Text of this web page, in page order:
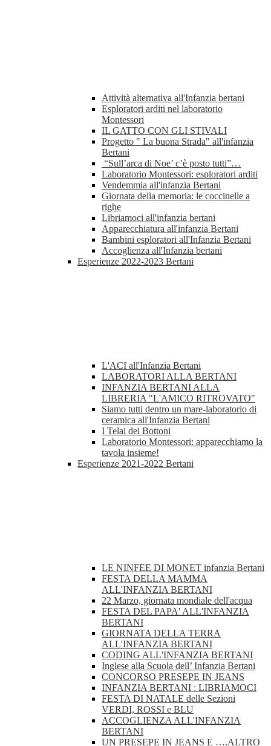
Attività alternativa all'Infanzia bertani
Esploratori arditi nel laboratorio
Montessori
IL GATTO CON GLI STIVALI
Progetto " La buona Strada" all'infanzia
Bertani
“Sull’arca di Noe’ c’è posto tutti”…
Laboratorio Montessori: esploratori arditi
Vendemmia all'infanzia Bertani
Giornata della memoria: le coccinelle a
righe
Libriamoci all'infanzia bertani
Apparecchiatura all'infanzia Bertani
Bambini esploratori all'Infanzia Bertani
Accoglienza all'Infanzia bertani
Esperienze 2022-2023 Bertani
L'ACI all'Infanzia Bertani
LABORATORI ALLA BERTANI
INFANZIA BERTANI ALLA
LIBRERIA "L'AMICO RITROVATO"
Siamo tutti dentro un mare-laboratorio di
ceramica all'Infanzia Bertani
I Telai dei Bottoni
Laboratorio Montessori: apparecchiamo la
tavola insieme!
Esperienze 2021-2022 Bertani
LE NINFEE DI MONET infanzia Bertani
FESTA DELLA MAMMA
ALL'INFANZIA BERTANI
22 Marzo, giornata mondiale dell'acqua
FESTA DEL PAPA' ALL'INFANZIA
BERTANI
GIORNATA DELLA TERRA
ALL'INFANZIA BERTANI
CODING ALL'INFANZIA BERTANI
Inglese alla Scuola dell’ Infanzia Bertani
CONCORSO PRESEPE IN JEANS
INFANZIA BERTANI : LIBRIAMOCI
FESTA DI NATALE delle Sezioni
VERDI, ROSSI e BLU
ACCOGLIENZA ALL'INFANZIA
BERTANI
UN PRESEPE IN JEANS E ….ALTRO